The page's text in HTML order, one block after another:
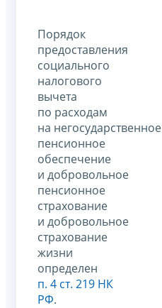
Порядок
предоставления
социального
налогового
вычета
по расходам
на негосударственное
пенсионное
обеспечение
и добровольное
пенсионное
страхование
и добровольное
страхование
жизни
определен
п. 4 ст. 219 НК
РФ.